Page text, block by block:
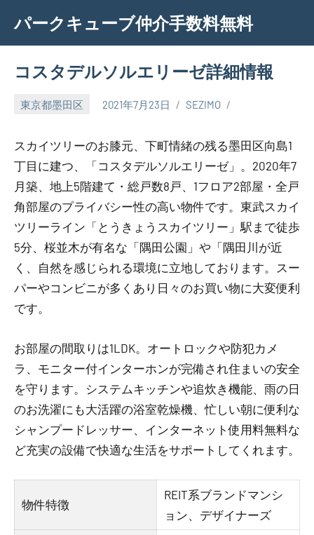
content
パークキューブ仲介手数料無料
コスタデルソルエリーゼ詳細情報
東京都墨田区 2021年7月23日 SEZIMO
スカイツリーのお膝元、下町情緒の残る墨田区向島1
丁目に建つ、「コスタデルソルエリーゼ」。2020年7
月築、地上5階建て・総戸数8戸、1フロア2部屋・全戸
角部屋のプライバシー性の高い物件です。東武スカイ
ツリーライン「とうきょうスカイツリー」駅まで徒歩
5分、桜並木が有名な「隅田公園」や「隅田川が近
く、自然を感じられる環境に立地しております。スー
パーやコンビニが多くあり日々のお買い物に大変便利
です。
お部屋の間取りは1LDK。オートロックや防犯カメ
ラ、モニター付インターホンが完備され住まいの安全
を守ります。システムキッチンや追炊き機能、雨の日
のお洗濯にも大活躍の浴室乾燥機、忙しい朝に便利な
シャンプードレッサー、インターネット使用料無料な
ど充実の設備で快適な生活をサポートしてくれます。
物件特徴
REIT系ブランドマンシ
ョン、デザイナーズ